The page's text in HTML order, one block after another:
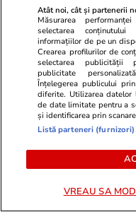
pregătească
asupra Chinei în
conveargă cu
reglementările
interzicerea
chiar inexistentă
În ciuda
la China, UE și
strategice a
Atât noi, cât și partenerii
Măsurarea
selectarea conținutului
informațiilor de pe un
Crearea profilurilor de
selectarea publicității
publicitate
Înțelegerea publicului
diferite. Utilizarea datelor
de date limitate pentru a
și identificarea prin
Listă parteneri (furnizori)
VREAU SA